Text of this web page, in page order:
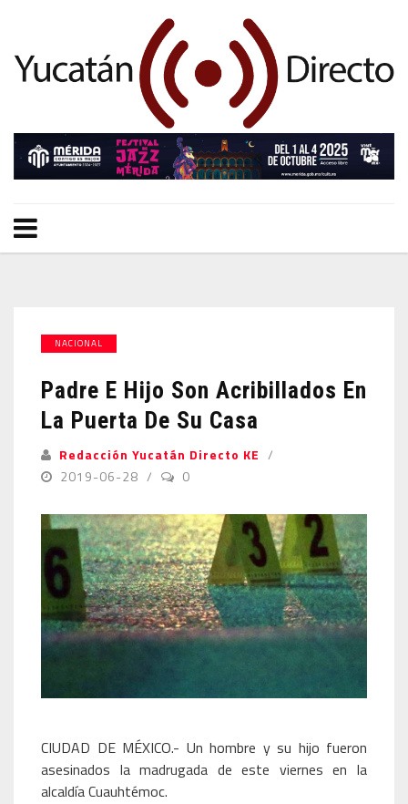
NACIONAL
Padre E Hijo Son Acribillados En
La Puerta De Su Casa
Redacción Yucatán Directo KE
2019-06-28
0
CIUDAD DE MÉXICO.- Un hombre y su hijo fueron
asesinados la madrugada de este viernes en la
alcaldía Cuauhtémoc.